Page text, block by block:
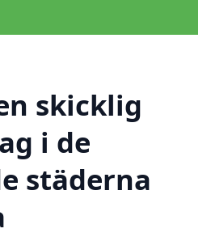
skicklig
i de
städerna